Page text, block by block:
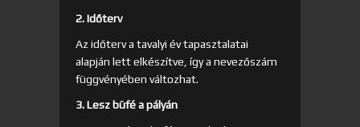
2. Időterv
Az időterv a tavalyi év tapasztalatai
alapján lett elkészítve, így a nevezőszám
függvényében változhat.
3. Lesz büfé a pályán